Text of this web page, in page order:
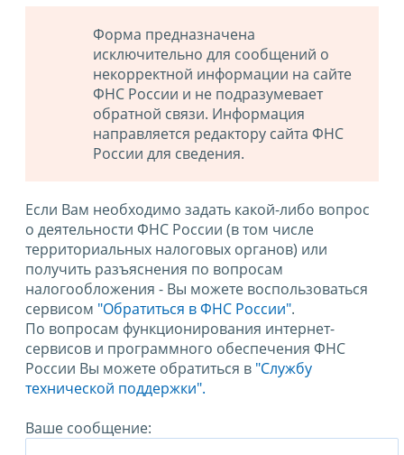
Форма предназначена
исключительно для сообщений о
некорректной информации на сайте
ФНС России и не подразумевает
обратной связи. Информация
направляется редактору сайта ФНС
России для сведения.
Если Вам необходимо задать какой-либо вопрос
о деятельности ФНС России (в том числе
территориальных налоговых органов) или
получить разъяснения по вопросам
налогообложения - Вы можете воспользоваться
сервисом "Обратиться в ФНС России".
По вопросам функционирования интернет-
сервисов и программного обеспечения ФНС
России Вы можете обратиться в "Службу
технической поддержки".
Ваше сообщение: